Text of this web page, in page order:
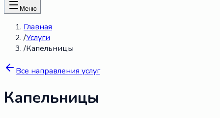
Меню
Главная
/Услуги
/Капельницы
Все направления услуг
Капельницы